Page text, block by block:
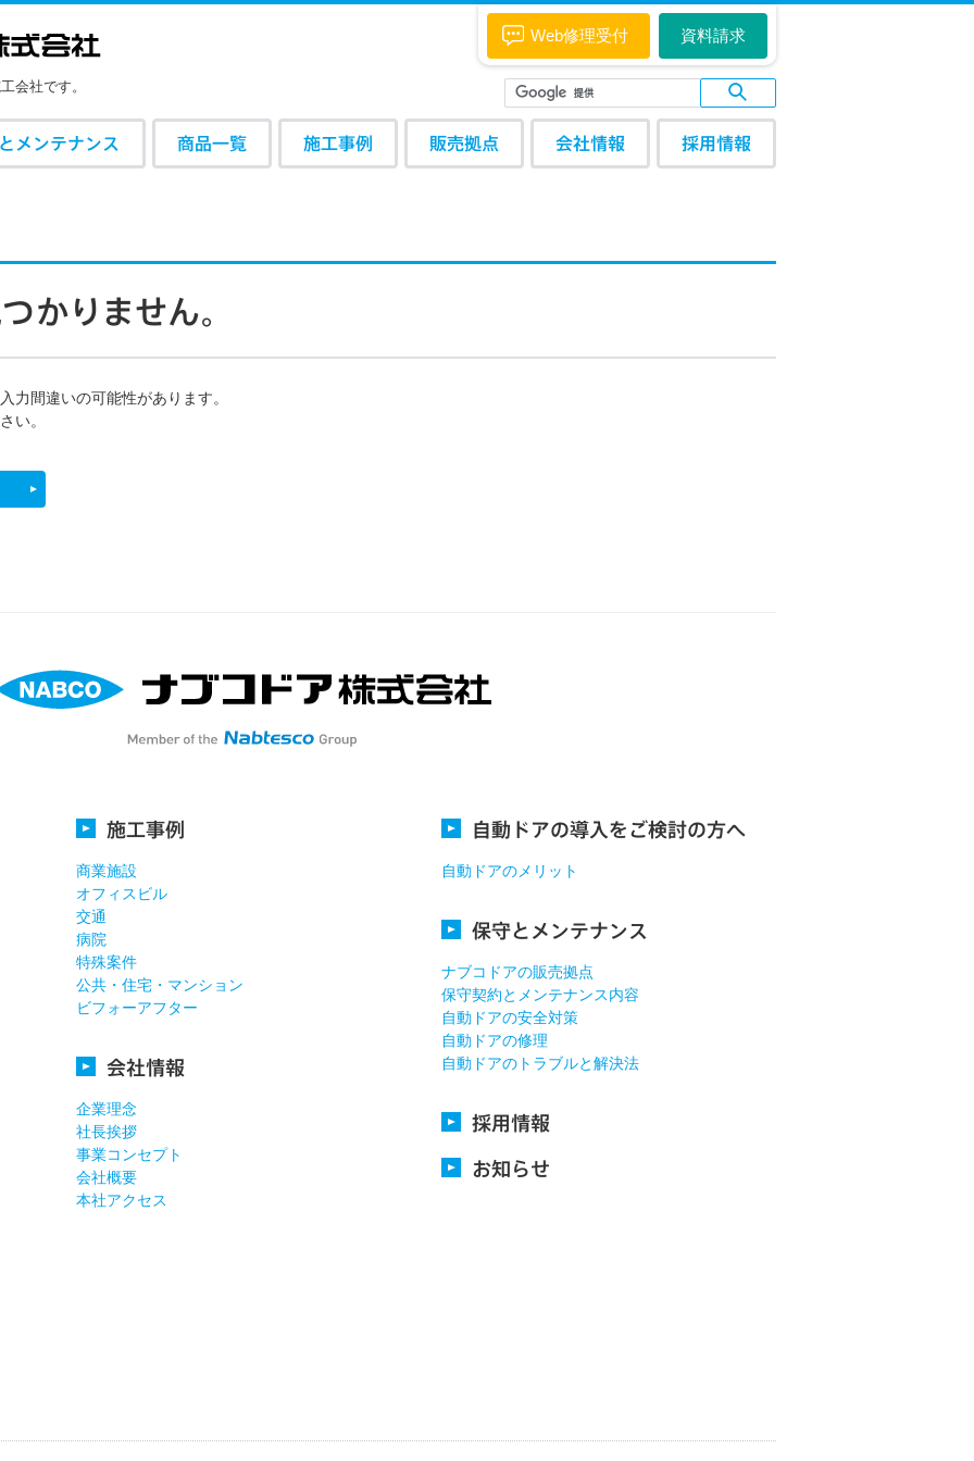
会社です。
Web修理受付 資料請求
メンテナンス 商品一覧 施工事例 販売拠点 会社情報 採用情報
つかりません。
力間違いの可能性があります。
い。
施工事例
商業施設
オフィスビル
交通
病院
特殊案件
公共・住宅・マンション
ビフォーアフター
会社情報
企業理念
社長挨拶
事業コンセプト
会社概要
本社アクセス
自動ドアの導入をご検討の方へ
自動ドアのメリット
保守とメンテナンス
ナブコドアの販売拠点
保守契約とメンテナンス内容
自動ドアの安全対策
自動ドアの修理
自動ドアのトラブルと解決法
採用情報
お知らせ